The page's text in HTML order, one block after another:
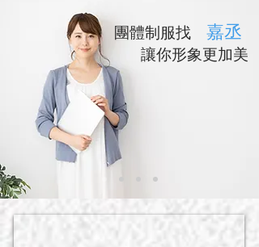
團體制服找 嘉丞
​讓你形象更加美